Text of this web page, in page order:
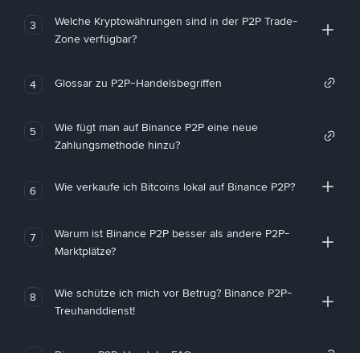
3
Welche Kryptowährungen sind in der P2P Trade-
Zone verfügbar?
4 Glossar zu P2P-Handelsbegriffen
5
Wie fügt man auf Binance P2P eine neue
Zahlungsmethode hinzu?
6 Wie verkaufe ich Bitcoins lokal auf Binance P2P?
7
Warum ist Binance P2P besser als andere P2P-
Marktplätze?
8
Wie schütze ich mich vor Betrug? Binance P2P-
Treuhanddienst!